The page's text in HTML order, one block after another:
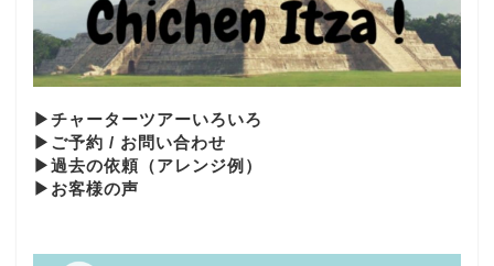
▶︎チャーターツアーいろいろ
▶︎ご予約 / お問い合わせ
▶︎過去の依頼（アレンジ例）
▶お客様の声